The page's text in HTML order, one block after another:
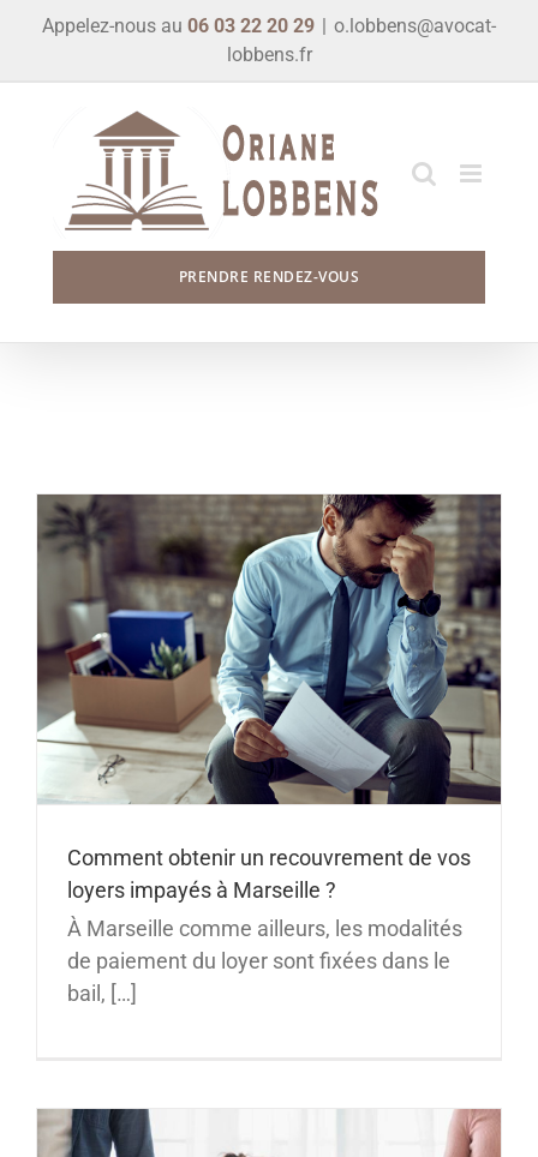
content
Appelez-nous au 06 03 22 20 29 | o.lobbens@avocat-
lobbens.fr
PRENDRE RENDEZ-VOUS
Comment obtenir un recouvrement de vos
loyers impayés à Marseille ?
À Marseille comme ailleurs, les modalités
de paiement du loyer sont fixées dans le
bail, […]